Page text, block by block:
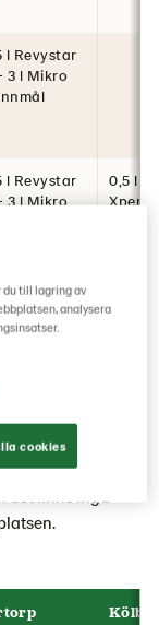
l Revystar
3 l Mikro
l Revystar
3 l Mikro
0,5 l
Xpert
för de
Svalöv hårt
var därför ett
till lagring av
analysera
cookies